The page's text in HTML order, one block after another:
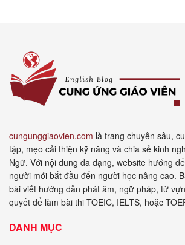
cungunggiaovien.com là trang chuyên sâu,
tập, mẹo cải thiện kỹ năng và chia sẻ kinh
Ngữ. Với nội dung đa dạng, website hướng
người mới bắt đầu đến người học nâng cao.
bài viết hướng dẫn phát âm, ngữ pháp, từ
quyết để làm bài thi TOEIC, IELTS, hoặc
DANH MỤC